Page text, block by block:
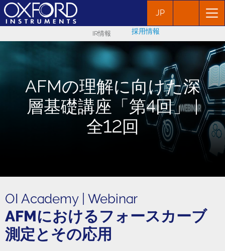
JP
IR情報 採用情報
AFMの理解に向けた深
層基礎講座「第4回」 |
全12回
OI Academy | Webinar
AFMにおけるフォースカーブ
測定とその応⽤